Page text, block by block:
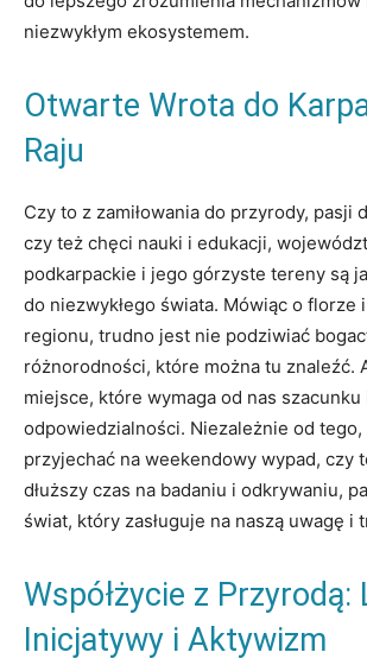
niezwykłym ekosystemem.
Otwarte Wrota do
Raju
Czy to z zamiłowania do przyrody, pasji
czy też chęci nauki i edukacji,
podkarpackie i jego górzyste tereny są
do niezwykłego świata. Mówiąc o florze
regionu, trudno jest nie podziwiać
różnorodności, które można tu znaleźć.
miejsce, które wymaga od nas szacunku
odpowiedzialności. Niezależnie od
przyjechać na weekendowy wypad, czy
dłuższy czas na badaniu i odkrywaniu,
świat, który zasługuje na naszą uwagę i
Współżycie z Przyrodą:
Inicjatywy i Aktywizm